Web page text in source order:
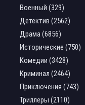
Военный (329)
Детектив (2562)
Драма (6856)
Исторические (750)
Комедии (3428)
Криминал (2464)
Приключения (743)
Триллеры (2110)